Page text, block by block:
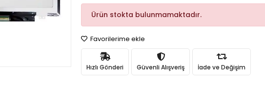
Ürün stokta bulunmamaktadır.
Favorilerime ekle
Hızlı Gönderi Güvenli Alışveriş İade ve Değişim